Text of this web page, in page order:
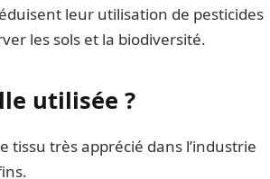
leur utilisation de pesticides
les sols et la biodiversité.
utilisée ?
tissu très apprécié dans l’industrie